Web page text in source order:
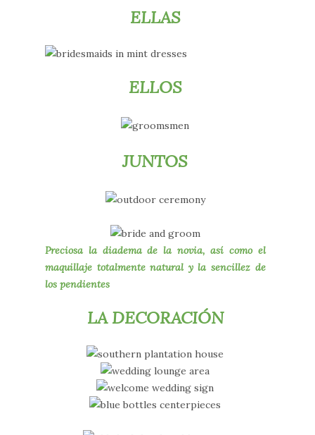
ELLAS
ELLOS
JUNTOS
Preciosa la diadema de la novia, así como el
maquillaje totalmente natural y la sencillez de
los pendientes
LA DECORACIÓN